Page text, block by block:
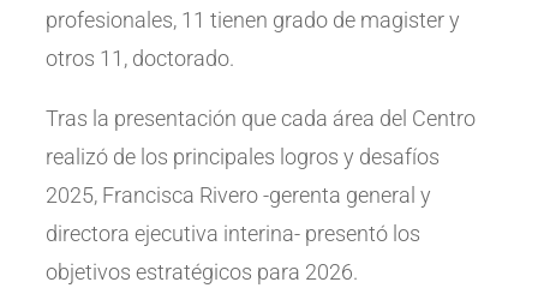
profesionales, 11 tienen grado de magister y
otros 11, doctorado.
Tras la presentación que cada área del Centro
realizó de los principales logros y desafíos
2025, Francisca Rivero -gerenta general y
directora ejecutiva interina- presentó los
objetivos estratégicos para 2026.